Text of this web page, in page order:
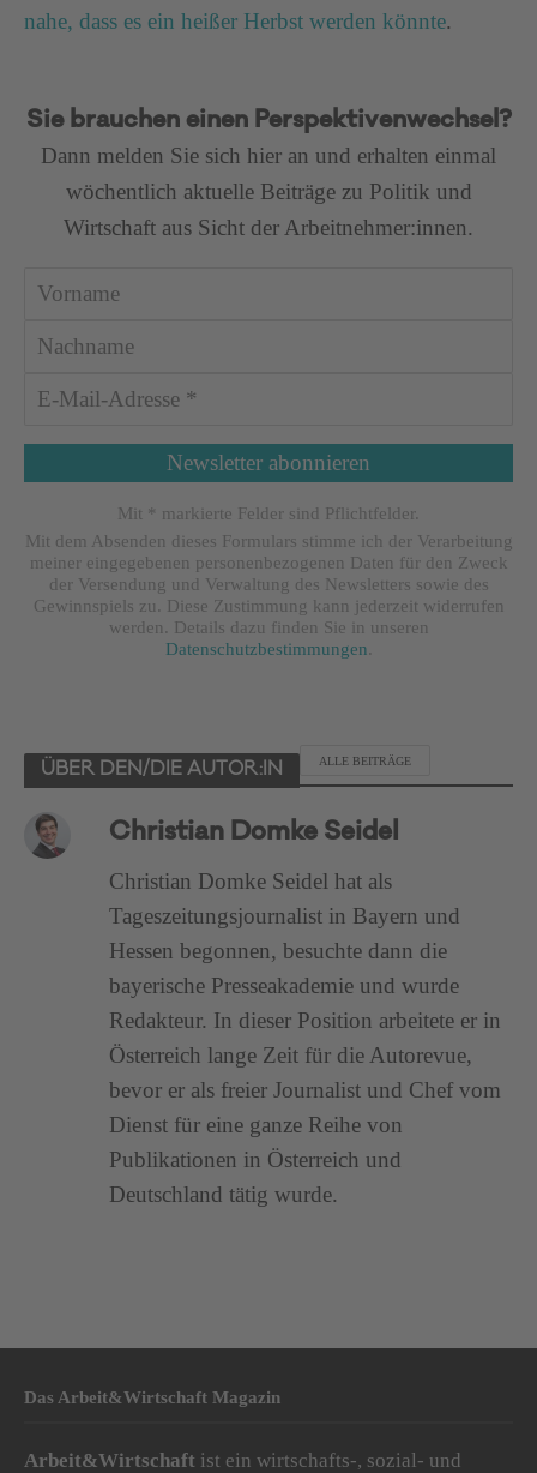
nahe, dass es ein heißer Herbst werden könnte.
Sie brauchen einen Perspektivenwechsel?
Dann melden Sie sich hier an und erhalten einmal
wöchentlich aktuelle Beiträge zu Politik und
Wirtschaft aus Sicht der Arbeitnehmer:innen.
Mit * markierte Felder sind Pflichtfelder.
Mit dem Absenden dieses Formulars stimme ich der Verarbeitung
meiner eingegebenen personenbezogenen Daten für den Zweck
der Versendung und Verwaltung des Newsletters sowie des
Gewinnspiels zu. Diese Zustimmung kann jederzeit widerrufen
werden. Details dazu finden Sie in unseren
Datenschutzbestimmungen.
ÜBER DEN/DIE AUTOR:IN
ALLE BEITRÄGE
Christian Domke Seidel
Christian Domke Seidel hat als
Tageszeitungsjournalist in Bayern und
Hessen begonnen, besuchte dann die
bayerische Presseakademie und wurde
Redakteur. In dieser Position arbeitete er in
Österreich lange Zeit für die Autorevue,
bevor er als freier Journalist und Chef vom
Dienst für eine ganze Reihe von
Publikationen in Österreich und
Deutschland tätig wurde.
Das Arbeit&Wirtschaft Magazin
Arbeit&Wirtschaft ist ein wirtschafts-, sozial- und